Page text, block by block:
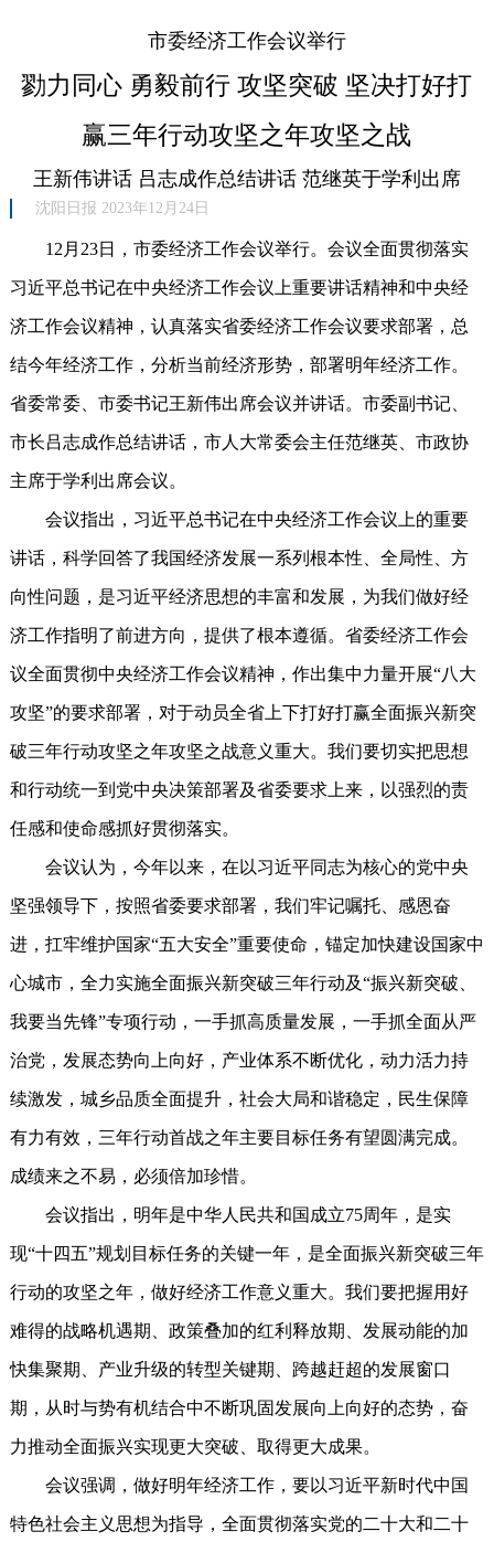
市委经济工作会议举行
勠力同心 勇毅前行 攻坚突破 坚决打好打
赢三年行动攻坚之年攻坚之战
王新伟讲话 吕志成作总结讲话 范继英于学利出席
沈阳日报 2023年12月24日
12月23日，市委经济工作会议举行。会议全面贯彻落实
习近平总书记在中央经济工作会议上重要讲话精神和中央经
济工作会议精神，认真落实省委经济工作会议要求部署，总
结今年经济工作，分析当前经济形势，部署明年经济工作。
省委常委、市委书记王新伟出席会议并讲话。市委副书记、
市长吕志成作总结讲话，市人大常委会主任范继英、市政协
主席于学利出席会议。
会议指出，习近平总书记在中央经济工作会议上的重要
讲话，科学回答了我国经济发展一系列根本性、全局性、方
向性问题，是习近平经济思想的丰富和发展，为我们做好经
济工作指明了前进方向，提供了根本遵循。省委经济工作会
议全面贯彻中央经济工作会议精神，作出集中力量开展“八大
攻坚”的要求部署，对于动员全省上下打好打赢全面振兴新突
破三年行动攻坚之年攻坚之战意义重大。我们要切实把思想
和行动统一到党中央决策部署及省委要求上来，以强烈的责
任感和使命感抓好贯彻落实。
会议认为，今年以来，在以习近平同志为核心的党中央
坚强领导下，按照省委要求部署，我们牢记嘱托、感恩奋
进，扛牢维护国家“五大安全”重要使命，锚定加快建设国家中
心城市，全力实施全面振兴新突破三年行动及“振兴新突破、
我要当先锋”专项行动，一手抓高质量发展，一手抓全面从严
治党，发展态势向上向好，产业体系不断优化，动力活力持
续激发，城乡品质全面提升，社会大局和谐稳定，民生保障
有力有效，三年行动首战之年主要目标任务有望圆满完成。
成绩来之不易，必须倍加珍惜。
会议指出，明年是中华人民共和国成立75周年，是实
现“十四五”规划目标任务的关键一年，是全面振兴新突破三年
行动的攻坚之年，做好经济工作意义重大。我们要把握用好
难得的战略机遇期、政策叠加的红利释放期、发展动能的加
快集聚期、产业升级的转型关键期、跨越赶超的发展窗口
期，从时与势有机结合中不断巩固发展向上向好的态势，奋
力推动全面振兴实现更大突破、取得更大成果。
会议强调，做好明年经济工作，要以习近平新时代中国
特色社会主义思想为指导，全面贯彻落实党的二十大和二十